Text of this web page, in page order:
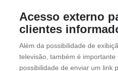
Acesso externo
clientes
Além da possibilidade de
televisão, também é importante
possibilidade de enviar um link